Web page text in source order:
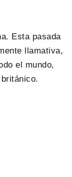
Esta pasada
llamativa,
el mundo,